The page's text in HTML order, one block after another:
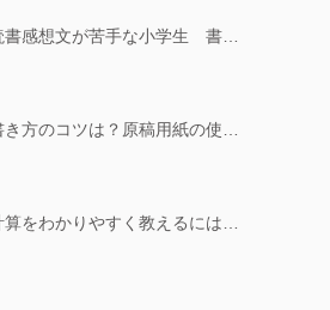
書感想文が苦手な小学生 書…
き方のコツは？原稿用紙の使…
算をわかりやすく教えるには…